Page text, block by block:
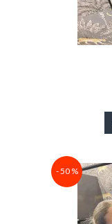
- 50 %